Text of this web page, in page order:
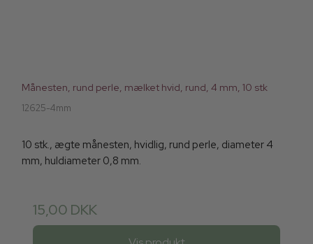
Månesten, rund perle, mælket hvid, rund, 4 mm, 10 stk
12625-4mm
10 stk., ægte månesten, hvidlig, rund perle, diameter 4
mm, huldiameter 0,8 mm.
15,00 DKK